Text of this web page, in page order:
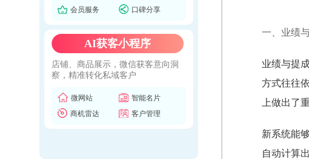
会员服务
口碑分享
AI获客小程序
店铺、商品展示，微信获客意向洞
察，精准转化私域客户
微网站
智能名片
商机雷达
客户管理
一、业绩
业绩与提
方式往往
上做出了
新系统能
自动计算